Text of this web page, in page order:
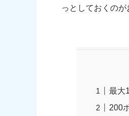
っとしておくのが
最大
200